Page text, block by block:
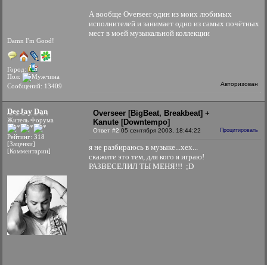
Damn I'm Good!
Город:
Пол:
Сообщений: 13409
А вообще Overseer один из моих любимых
исполнителей и занимает одно из самых почётных
мест в моей музыкальной коллекции
Авторизован
DeeJay Dan
Житель Форума
Рейтинг: 318
[Заценки]
[Комментарии]
Overseer [BigBeat, Breakbeat] +
Kanute [Downtempo]
Ответ #2 05 сентября 2003, 18:44:22 Процитировать
я не разбираюсь в музыке...хех...
скажите это тем, для кого я играю!
РАЗВЕСЕЛИЛ ТЫ МЕНЯ!!! ;D